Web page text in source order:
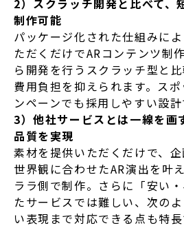
2）スクラッチ開発と比べて、
制作可能
パッケージ化された仕組みに
ただくだけでARコンテンツ制
ら開発を行うスクラッチ型と
費用負担を抑えられます。ス
ンペーンでも採用しやすい設計
3）他社サービスとは一線を画
品質を実現
素材を提供いただくだけで、
世界観に合わせたAR演出を叶
ララ側で制作。さらに「安い
たサービスでは難しい、次の
い表現まで対応できる点も特長